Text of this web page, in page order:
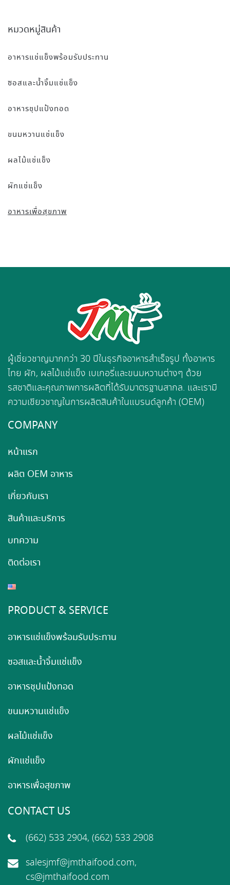
หมวดหมู่สินค้า
อาหารแช่แข็งพร้อมรับประทาน
ซอสและน้ำจิ้มแช่แข็ง
อาหารชุปแป้งทอด
ขนมหวานแช่แข็ง
ผลไม้แช่แข็ง
ผักแช่แข็ง
อาหารเพื่อสุขภาพ
ผู้เชี่ยวชาญมากกว่า 30 ปีในธุรกิจอาหารสำเร็จรูป ทั้งอาหาร
ไทย ผัก, ผลไม้แช่แข็ง เบเกอรี่และขนมหวานต่างๆ ด้วย
รสชาติและคุณภาพการผลิตที่ได้รับมาตรฐานสากล. และเรามี
ความเชียวชาญในการผลิตสินค้าในแบรนด์ลูกค้า (OEM)
COMPANY
หน้าแรก
ผลิต OEM อาหาร
เกี่ยวกับเรา
สินค้าและบริการ
บทความ
ติดต่อเรา
PRODUCT & SERVICE
อาหารแช่แข็งพร้อมรับประทาน
ซอสและน้ำจิ้มแช่แข็ง
อาหารชุปแป้งทอด
ขนมหวานแช่แข็ง
ผลไม้แช่แข็ง
ผักแช่แข็ง
อาหารเพื่อสุขภาพ
CONTACT US
(662) 533 2904, (662) 533 2908
salesjmf@jmthaifood.com,
cs@jmthaifood.com